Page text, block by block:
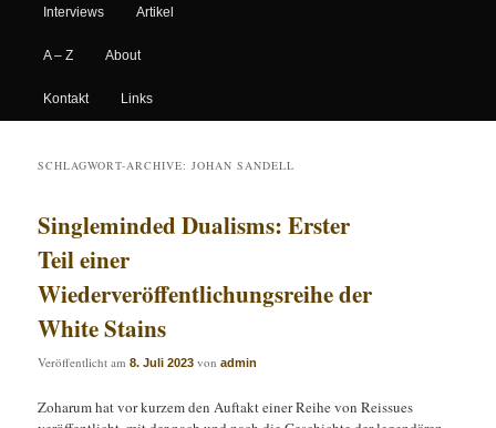
Interviews Artikel
A – Z About
Kontakt Links
SCHLAGWORT-ARCHIVE:JOHAN SANDELL
Singleminded Dualisms: Erster
Teil einer
Wiederveröffentlichungsreihe der
White Stains
Veröffentlicht am8. Juli 2023 vonadmin
Zoharum hat vor kurzem den Auftakt einer Reihe von Reissues